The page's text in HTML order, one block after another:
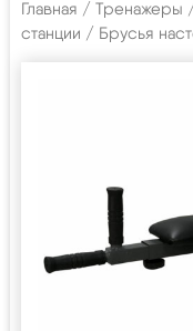
Главная / Тренажеры
станции / Брусья